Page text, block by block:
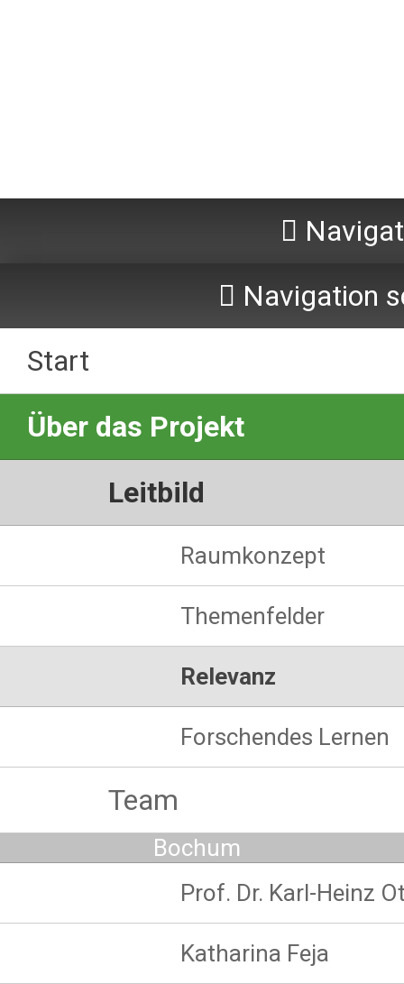
Navigation
Start
Über das Projekt
Leitbild
Raumkonzept
Themenfelder
Relevanz
Forschendes Lernen
Team
Bochum
Prof. Dr. Karl-Heinz
Katharina Feja